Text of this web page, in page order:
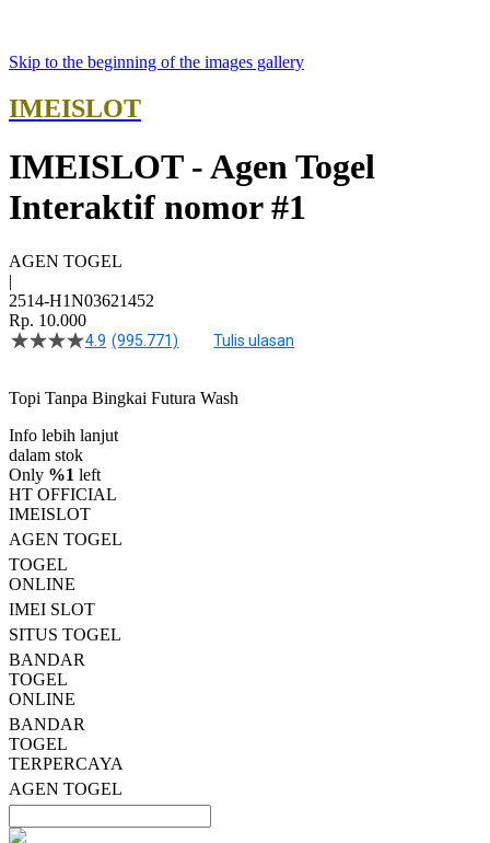
Skip to the beginning of the images gallery
IMEISLOT
IMEISLOT - Agen Togel
Interaktif nomor #1
AGEN TOGEL
|
2514-H1N03621452
Rp. 10.000
4.5
bintang,
rating
rata-
rata.
Read
13
Reviews.
Tautan
halaman
yang
sama.
4.9 (995.771) Tulis ulasan
Topi Tanpa Bingkai Futura Wash
Info lebih lanjut
dalam stok
Only %1 left
HT OFFICIAL
IMEISLOT
AGEN TOGEL
TOGEL
ONLINE
IMEI SLOT
SITUS TOGEL
BANDAR
TOGEL
ONLINE
BANDAR
TOGEL
TERPERCAYA
AGEN TOGEL